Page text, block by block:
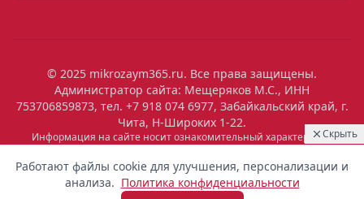
Скрыть
08:36
Выдан
Красноярск
Работают файлы cookie для улучшения, персонализации и
анализа. Политика конфиденциальности
© 2025 mikrozaym365.ru. Все права защищены.
Администратор сайта: Мещеряков М.С., ИНН
753706859873, тел. +7 918 074 6977, Забайкальский край, г.
Чита, Н-Широких 1-22.
Информация на сайте носит ознакомительный характер и не
является публичной офертой. Все условия микрозаймов уточняйте
на сайтах МФО. Помните: займ — это обязательство, которое
необходимо исполнять. Невыполнение обязательств влечет штрафы
и ухудшение кредитной истории. Услуги предоставляются